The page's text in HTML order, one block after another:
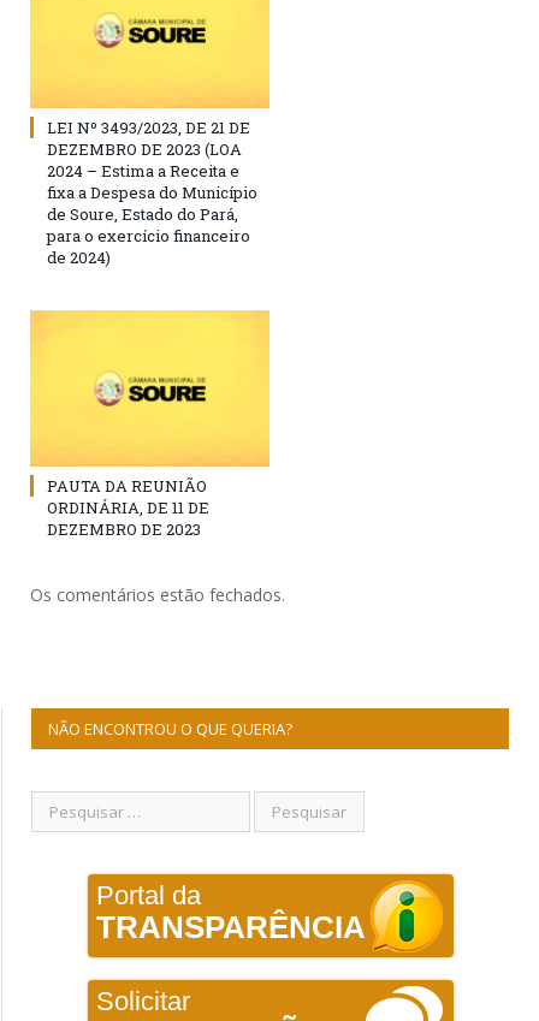
LEI Nº 3493/2023, DE 21 DE
DEZEMBRO DE 2023 (LOA
2024 – Estima a Receita e
fixa a Despesa do Município
de Soure, Estado do Pará,
para o exercício financeiro
de 2024)
PAUTA DA REUNIÃO
ORDINÁRIA, DE 11 DE
DEZEMBRO DE 2023
Os comentários estão fechados.
NÃO ENCONTROU O QUE QUERIA?
Portal da
TRANSPARÊNCIA
Solicitar